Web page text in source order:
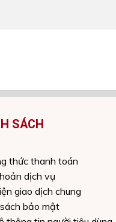
SÁCH
thức thanh toán
dịch vụ
giao dịch chung
bảo mật